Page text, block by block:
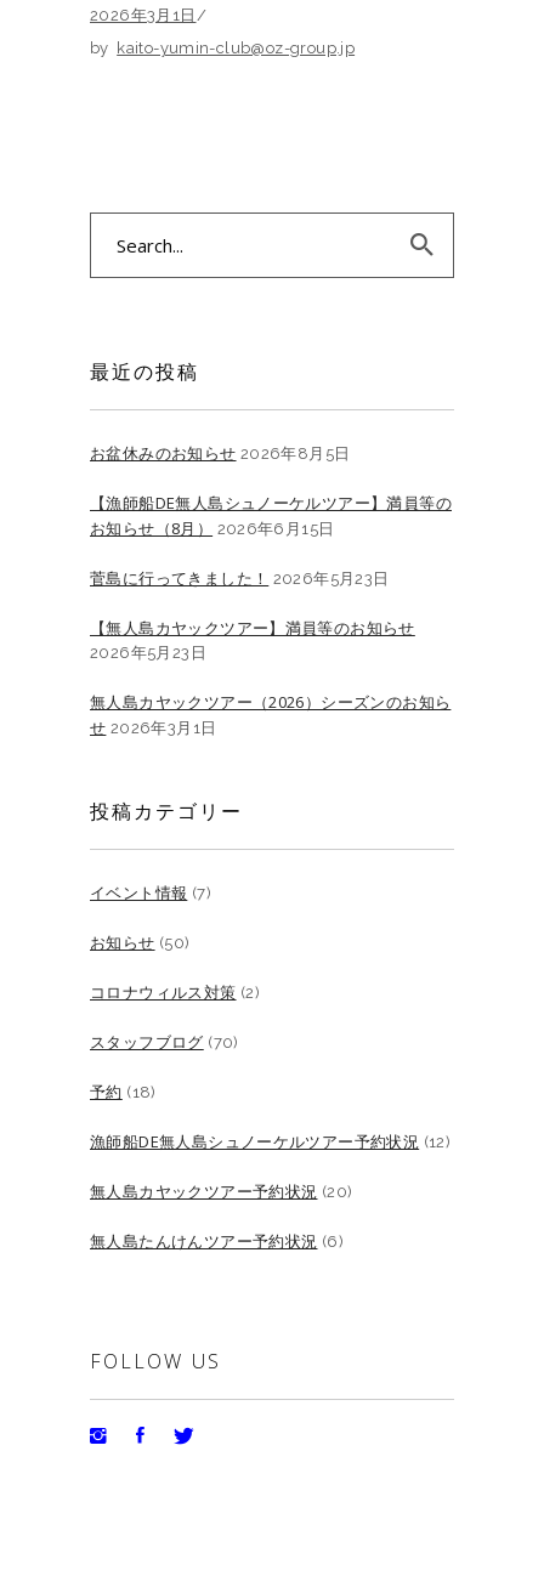
2026年3月1日
by kaito-yumin-club@oz-group.jp
最近の投稿
お盆休みのお知らせ 2026年8月5日
【漁師船DE無人島シュノーケルツアー】満員等の
お知らせ（8月）
2026年6月15日
菅島に行ってきました！ 2026年5月23日
【無人島カヤックツアー】満員等のお知らせ
2026年5月23日
無人島カヤックツアー（2026）シーズンのお知ら
せ 2026年3月1日
投稿カテゴリー
イベント情報 (7)
お知らせ (50)
コロナウィルス対策 (2)
スタッフブログ (70)
予約 (18)
漁師船DE無人島シュノーケルツアー予約状況 (12)
無人島カヤックツアー予約状況 (20)
無人島たんけんツアー予約状況 (6)
FOLLOW US